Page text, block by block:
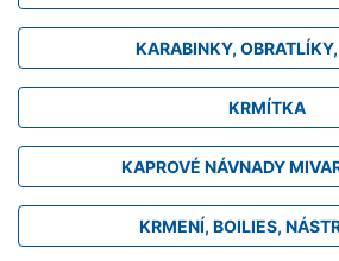
KARABINKY,
KRMÍTKA
KAPROVÉ NÁVNADY
KRMENÍ, BOILIES,